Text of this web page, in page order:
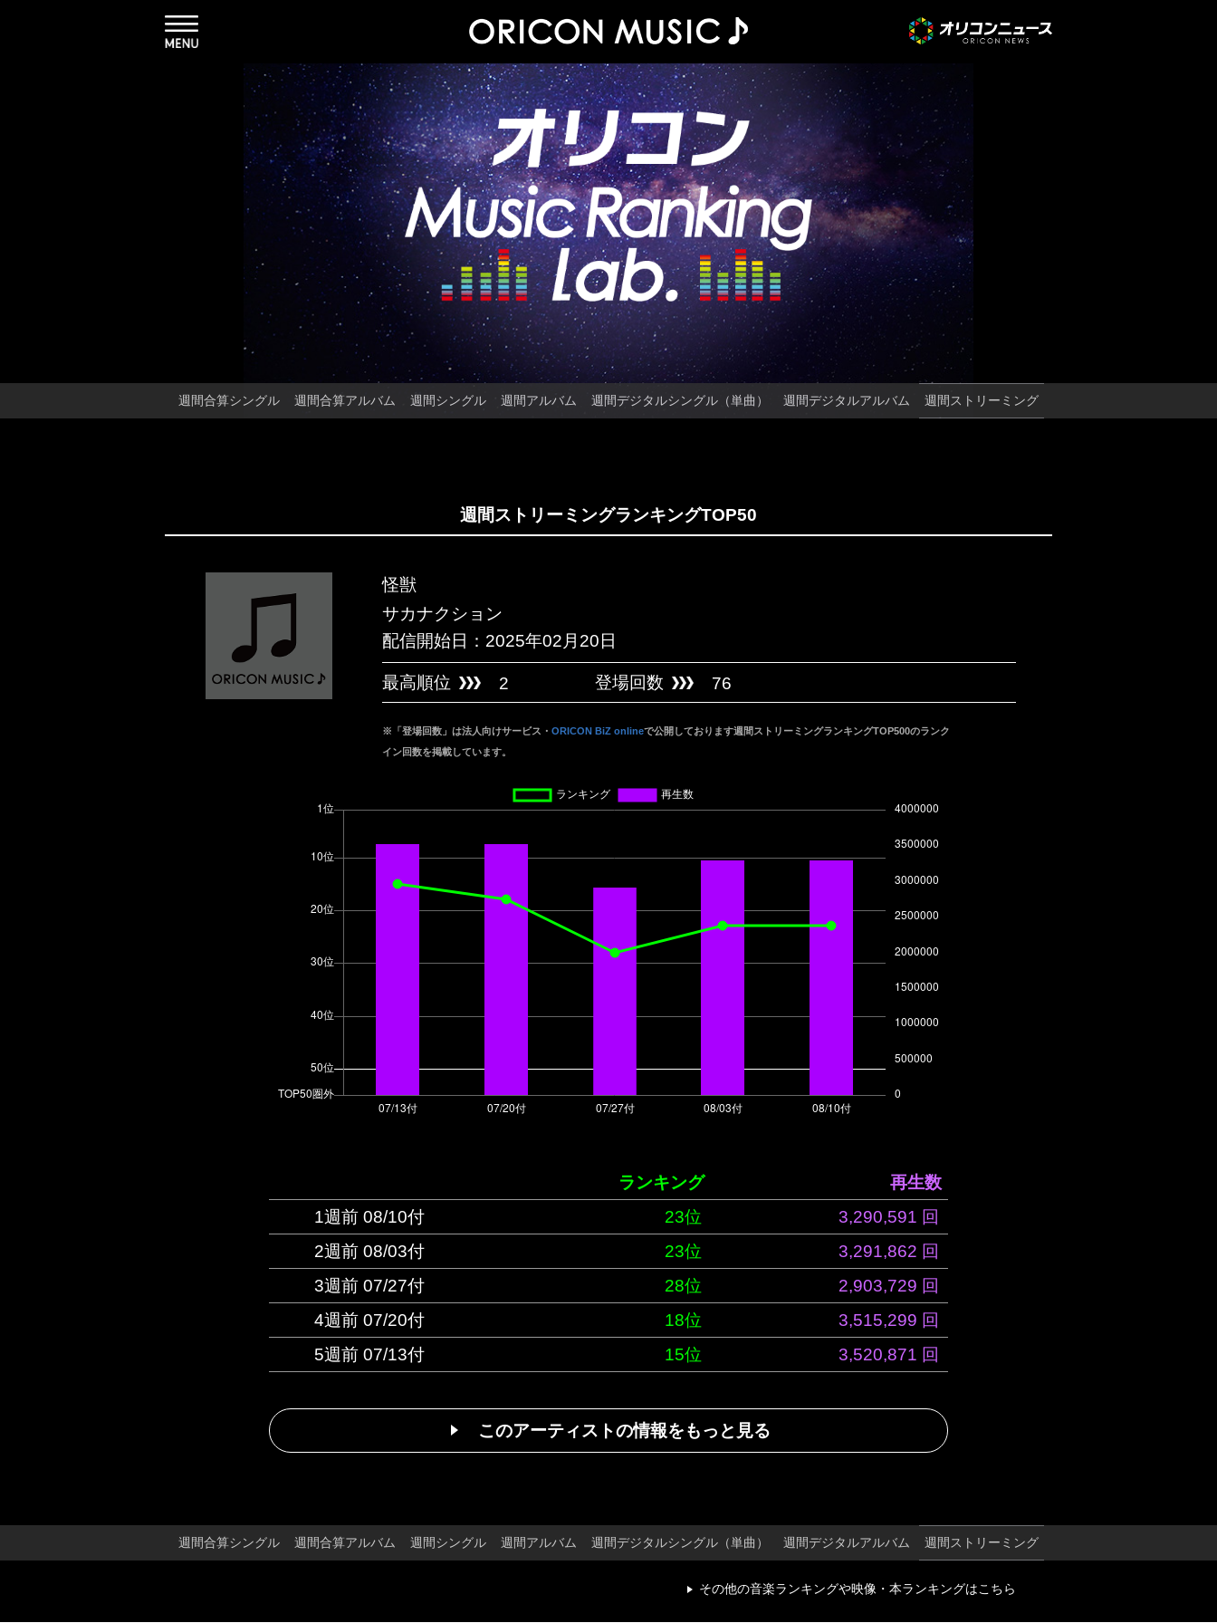
週間合算シングル 週間合算アルバム 週間シングル 週間アルバム 週間デジタルシングル（単曲） 週間デジタルアルバム 週間ストリーミング
週間ストリーミングランキングTOP50
怪獣
サカナクション
配信開始日：2025年02月20日
最高順位 2 登場回数 76
※「登場回数」は法人向けサービス・ ORICON BiZ onlineで公開しております週間ストリーミングランキングTOP500のランク
イン回数を掲載しています。
ランキング
再生数
1週前 08/10付
23位
3,290,591 回
2週前 08/03付
23位
3,291,862 回
3週前 07/27付
28位
2,903,729 回
4週前 07/20付
18位
3,515,299 回
5週前 07/13付
15位 3,520,871 回
このアーティストの情報をもっと見る
週間合算シングル 週間合算アルバム 週間シングル 週間アルバム 週間デジタルシングル（単曲） 週間デジタルアルバム 週間ストリーミング
その他の音楽ランキングや映像・本ランキングはこちら